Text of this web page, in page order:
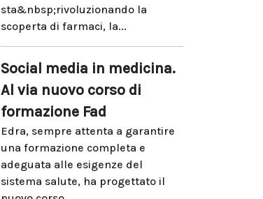
sta&nbsp;rivoluzionando la
scoperta di farmaci, la...
Social media in medicina.
Al via nuovo corso di
formazione Fad
Edra, sempre attenta a garantire
una formazione completa e
adeguata alle esigenze del
sistema salute, ha progettato il